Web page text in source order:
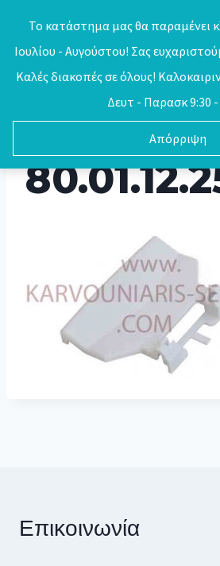
Το κατάστημα μας θα παραμένει
Ιουλίου - Αυγούστου! Σας
Καλές διακοπές σε όλους!
Δευτ - Παρασκ 9:30 -
Απόρριψη
Επικοινωνία